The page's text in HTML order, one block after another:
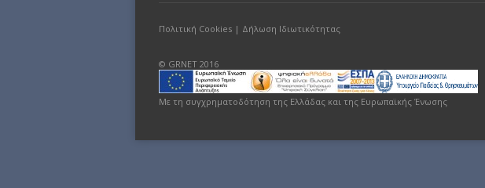
Πολιτική Cookies | Δήλωση Ιδιωτικότητας
© GRNET 2016
Με τη συγχρηματοδότηση της Ελλάδας και της Ευρωπαϊκής Ένωσης